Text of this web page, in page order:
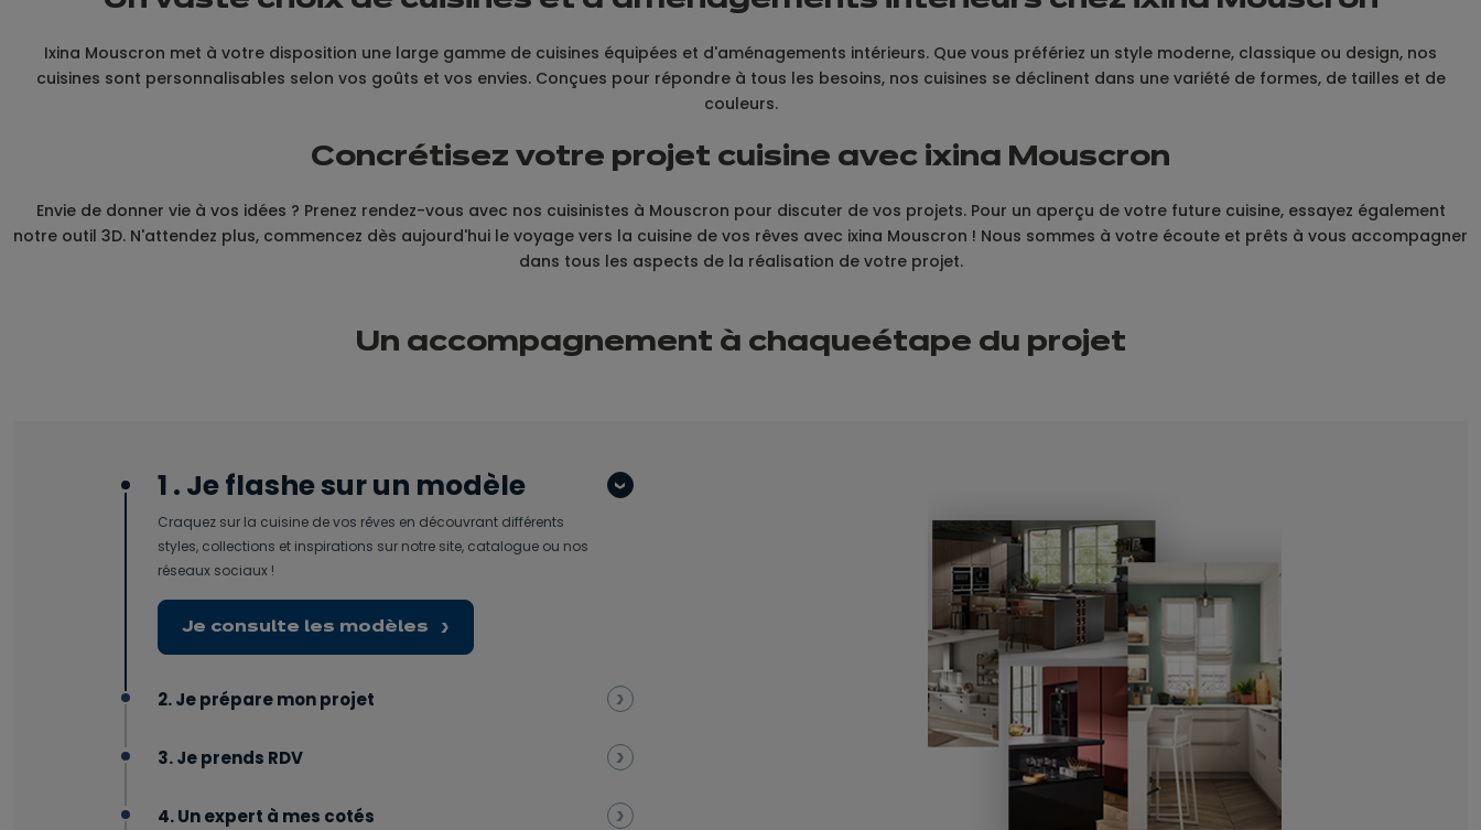
Ixina Mouscron met à votre disposition une large gamme de cuisines équipées et d'aménagements intérieurs. Que vous préfériez un style moderne, classique ou design, nos
cuisines sont personnalisables selon vos goûts et vos envies. Conçues pour répondre à tous les besoins, nos cuisines se déclinent dans une variété de formes, de tailles et de
couleurs.
Concrétisez votre projet cuisine avec ixina Mouscron
Envie de donner vie à vos idées ? Prenez rendez-vous avec nos cuisinistes à Mouscron pour discuter de vos projets. Pour un aperçu de votre future cuisine, essayez également
notre outil 3D. N'attendez plus, commencez dès aujourd'hui le voyage vers la cuisine de vos rêves avec ixina Mouscron ! Nous sommes à votre écoute et prêts à vous accompagner
dans tous les aspects de la réalisation de votre projet.
Un accompagnement à chaqueétape du projet
1 . Je flashe sur un modèle
Craquez sur la cuisine de vos rêves en découvrant différents
styles, collections et inspirations sur notre site, catalogue ou nos
réseaux sociaux !
Je consulte les modèles
2. Je prépare mon projet
3. Je prends RDV
4. Un expert à mes cotés